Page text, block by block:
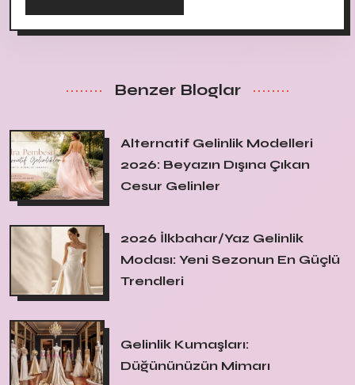
Benzer Bloglar
Alternatif Gelinlik Modelleri
2026: Beyazın Dışına Çıkan
Cesur Gelinler
2026 İlkbahar/Yaz Gelinlik
Modası: Yeni Sezonun En Güçlü
Trendleri
Gelinlik Kumaşları:
Düğününüzün Mimarı